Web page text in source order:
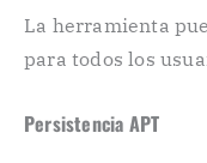
La herramienta
para todos los
Persistencia APT